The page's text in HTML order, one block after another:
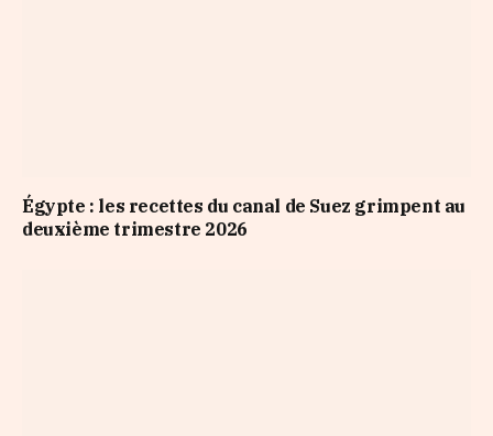
Égypte : les recettes du canal de Suez grimpent au
deuxième trimestre 2026